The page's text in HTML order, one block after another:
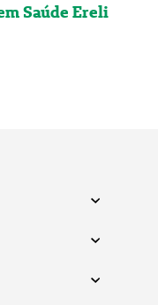
Saúde Ereli